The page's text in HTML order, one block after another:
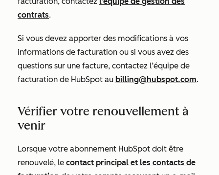
contrats.
Si vous devez apporter des modifications à vos
informations de facturation ou si vous avez des
questions sur une facture, contactez l’équipe de
facturation de HubSpot au billing@hubspot.com.
Vérifier votre renouvellement à
venir
Lorsque votre abonnement HubSpot doit être
renouvelé, le contact principal et les contacts de